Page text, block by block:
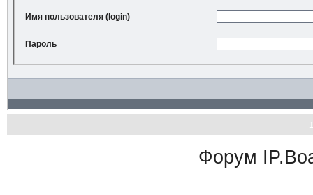
Имя пользователя (login)
Пароль
Форум